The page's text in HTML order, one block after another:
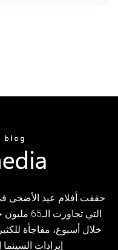
حققت أفلام عيد الأضحى
خلال أسبوع، مفاجأة
إيرادات